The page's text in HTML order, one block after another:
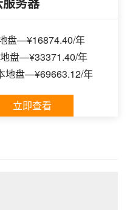
盘—¥16874.40/年
盘—¥33371.40/年
地盘—¥69663.12/年
立即查看